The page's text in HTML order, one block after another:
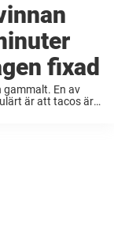
fixad
gammalt. En av
är att tacos är